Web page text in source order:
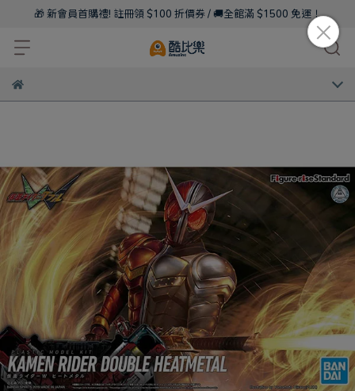
🎁 新會員首購禮! 註冊領 $100 折價券 / 🚚全館滿 $1500 免運！